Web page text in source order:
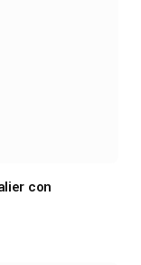
con